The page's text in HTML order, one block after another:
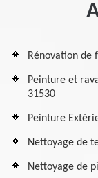
Rénovation de
Peinture et
31530
Peinture
Nettoyage de
Nettoyage de